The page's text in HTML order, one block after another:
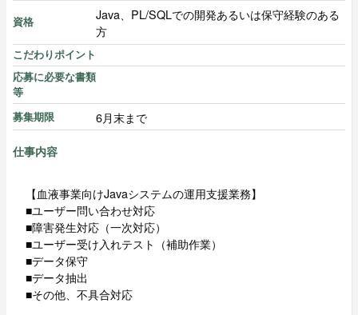
資格
Java、PL/SQLでの開発あるいは保守経験のある
方
こだわりポイント
応募に必要な書類
等
募集期限
6月末まで
仕事内容
【血液事業向けJavaシステムの運用支援業務】
■ユーザー問い合わせ対応
■障害発生対応（一次対応）
■ユーザー受け入れテスト（補助作業）
■データ保守
■データ抽出
■その他、不具合対応